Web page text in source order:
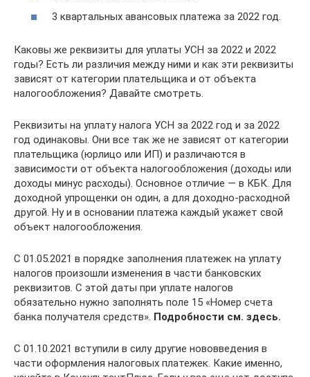
3 квартальных авансовых платежа за 2022 год.
Каковы же реквизиты для уплаты УСН за 2022 и 2022
годы? Есть ли различия между ними и как эти реквизиты
зависят от категории плательщика и от объекта
налогообложения? Давайте смотреть.
Реквизиты на уплату налога УСН за 2022 год и за 2022
год одинаковы. Они все так же не зависят от категории
плательщика (юрлицо или ИП) и различаются в
зависимости от объекта налогообложения (доходы или
доходы минус расходы). Основное отличие — в КБК. Для
доходной упрощенки он один, а для доходно-расходной
другой. Ну и в основании платежа каждый укажет свой
объект налогообложения.
С 01.05.2021 в порядке заполнения платежек на уплату
налогов произошли изменения в части банковских
реквизитов. С этой даты при уплате налогов
обязательно нужно заполнять поле 15 «Номер счета
банка получателя средств». Подробности см. здесь.
С 01.10.2021 вступили в силу другие нововведения в
части оформления налоговых платежек. Какие именно,